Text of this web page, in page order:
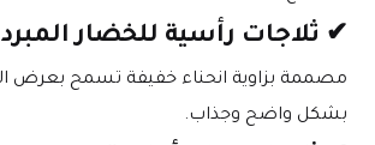
✔ ثلاجات رأسية للخضار المبرد
بشكل واضح وجذاب.